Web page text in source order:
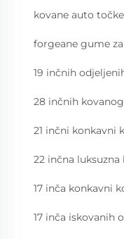
kovane auto točke
forgeane gume
19 inčnih
28 inčnih
21 inčni konkavni
22 inčna luksuzna
17 inča konkavni
17 inča iskovanih